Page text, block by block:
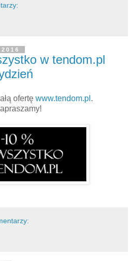
w tendom.pl
ofertę www.tendom.pl .